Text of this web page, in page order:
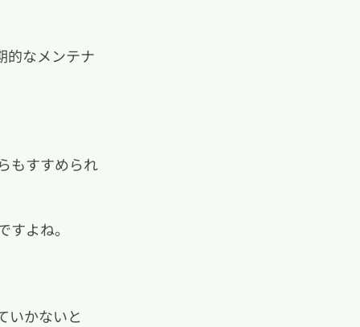
的なメンテナ
もすすめられ
よね。
いかないと